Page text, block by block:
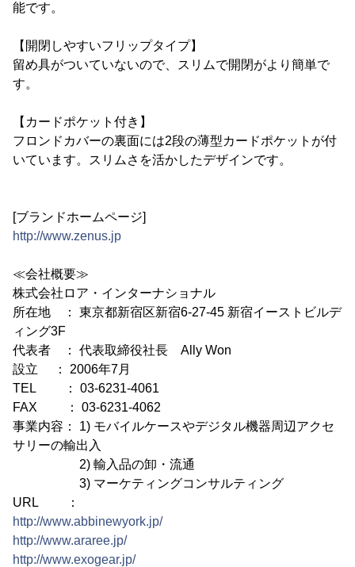
能です。
【開閉しやすいフリップタイプ】
留め具がついていないので、スリムで開閉がより簡単で
す。
【カードポケット付き】
フロンドカバーの裏面には2段の薄型カードポケットが付
いています。スリムさを活かしたデザインです。
[ブランドホームページ]
http://www.zenus.jp
≪会社概要≫
株式会社ロア・インターナショナル
所在地 ： 東京都新宿区新宿6-27-45 新宿イーストビルデ
ィング3F
代表者 ： 代表取締役社長 Ally Won
設立 ： 2006年7月
TEL ： 03-6231-4061
FAX ： 03-6231-4062
事業内容： 1) モバイルケースやデジタル機器周辺アクセ
サリーの輸出入
2) 輸入品の卸・流通
3) マーケティングコンサルティング
URL ：
http://www.abbinewyork.jp/
http://www.araree.jp/
http://www.exogear.jp/